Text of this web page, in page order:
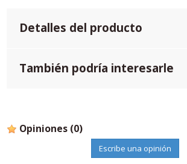
Detalles del producto
También podría interesarle
Opiniones (0)
Escribe una opinión